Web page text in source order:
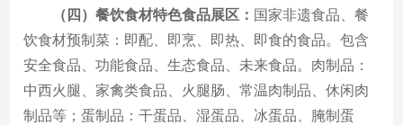
（四）餐饮食材特色食品展区： 国家非遗食品、餐
饮食材预制菜：即配、即烹、即热、即食的食品。包含
安全食品、功能食品、生态食品、未来食品。肉制品：
中西火腿、家禽类食品、火腿肠、常温肉制品、休闲肉
制品等；蛋制品：干蛋品、湿蛋品、冰蛋品、腌制蛋